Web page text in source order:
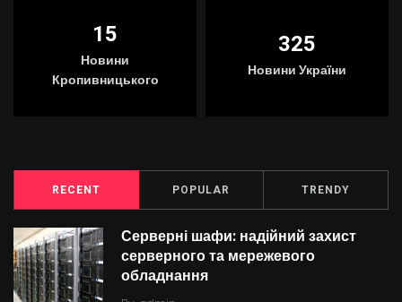
15
Новини
Кропивницького
325
Новини України
RECENT POPULAR TRENDY
Серверні шафи: надійний захист
серверного та мережевого
обладнання